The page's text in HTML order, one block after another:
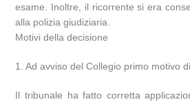
esame. Inoltre, il ricorrente si era
alla polizia giudiziaria.
Motivi della decisione
1. Ad avviso del Collegio primo motivo
Il tribunale ha fatto corretta